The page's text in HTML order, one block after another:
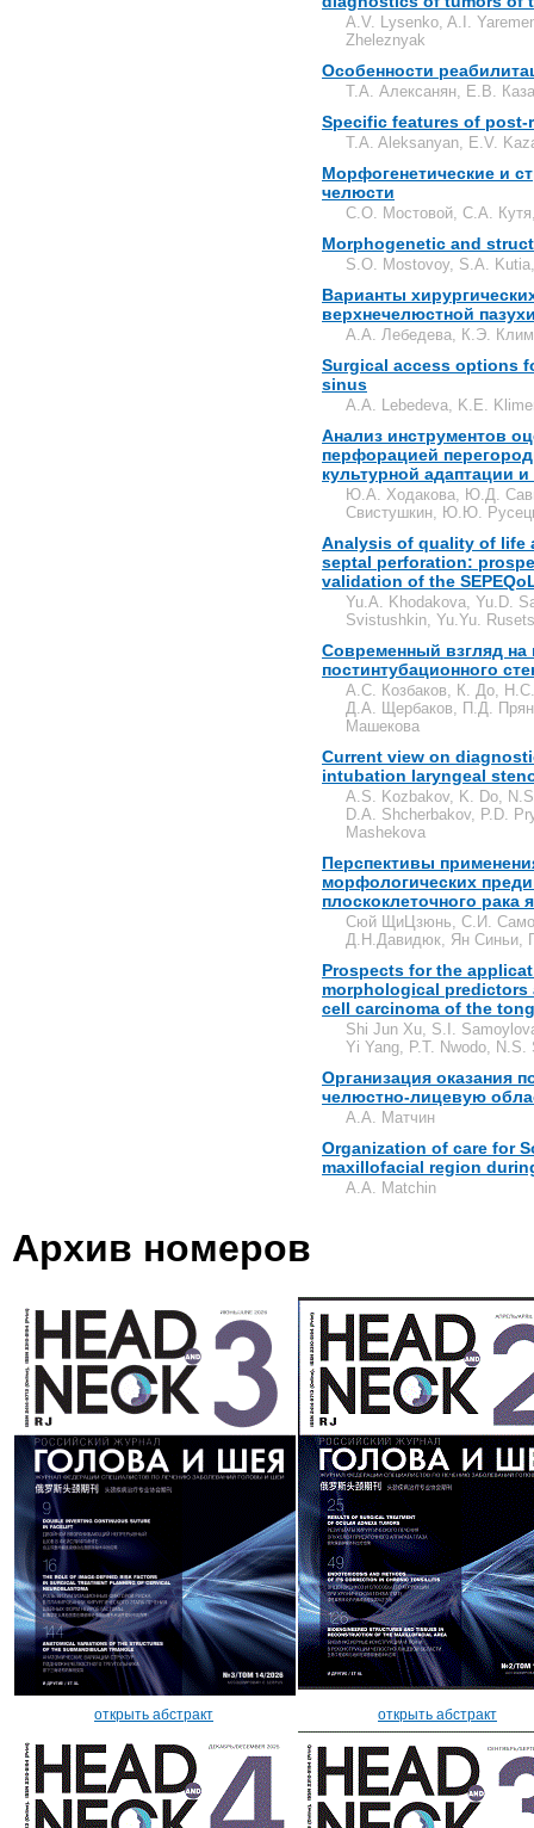
A.V. Lysenko, A.I.
Zheleznyak
Особенности
Т.А. Алексанян, Е.В.
Specific features of
T.A. Aleksanyan, E.V.
Морфогенетические и
челюсти
С.О. Мостовой, С.А.
Morphogenetic and
S.O. Mostovoy, S.A.
Варианты
верхнечелюстной
А.А. Лебедева, К.Э.
Surgical access options
sinus
A.A. Lebedeva, K.E.
Анализ инструментов
перфорацией
культурной адаптации
Ю.А. Ходакова, Ю.Д.
Свистушкин, Ю.Ю.
Analysis of quality of life
septal perforation:
validation of the
Yu.A. Khodakova, Yu.D.
Svistushkin, Yu.Yu.
Современный взгляд на
постинтубационного
А.С. Козбаков, К. До,
Д.А. Щербаков, П.Д.
Машекова
Current view on
intubation laryngeal
A.S. Kozbakov, K. Do,
D.A. Shcherbakov, P.D.
Mashekova
Перспективы
морфологических
плоскоклеточного рака
Сюй ЩиЦзюнь, С.И.
Д.Н.Давидюк, Ян Cиньи,
Prospects for the
morphological predictors
cell carcinoma of the
Shi Jun Xu, S.I.
Yi Yang, P.T. Nwodo,
Организация оказания
челюстно-лицевую
А.А. Матчин
Organization of care for
maxillofacial region
A.A. Matchin
Архив номеров
открыть абстракт открыть абстракт